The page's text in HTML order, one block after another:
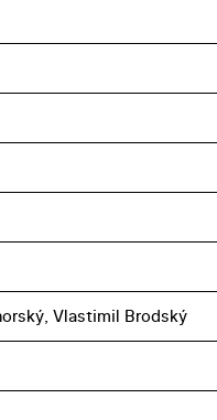
Vlastimil Brodský